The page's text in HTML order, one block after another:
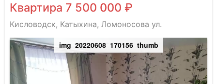
Квартира 7 500 000 ₽
Кисловодск, Катыхина, Ломоносова ул.
img_20220608_170156_thumb